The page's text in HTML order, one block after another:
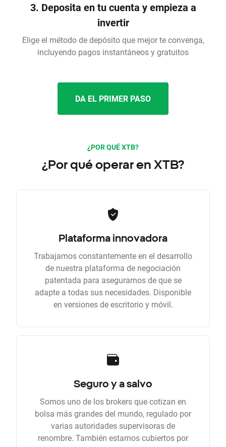
3. Deposita en tu cuenta y empieza a
invertir
Elige el método de depósito que mejor te convenga,
incluyendo pagos instantáneos y gratuitos
DA EL PRIMER PASO
¿POR QUÉ XTB?
¿Por qué operar en XTB?
Plataforma innovadora
Trabajamos constantemente en el desarrollo
de nuestra plataforma de negociación
patentada para asegurarnos de que se
adapte a todas sus necesidades. Disponible
en versiones de escritorio y móvil.
Seguro y a salvo
Somos uno de los brokers que cotizan en
bolsa más grandes del mundo, regulado por
varias autoridades supervisoras de
renombre. También estamos cubiertos por